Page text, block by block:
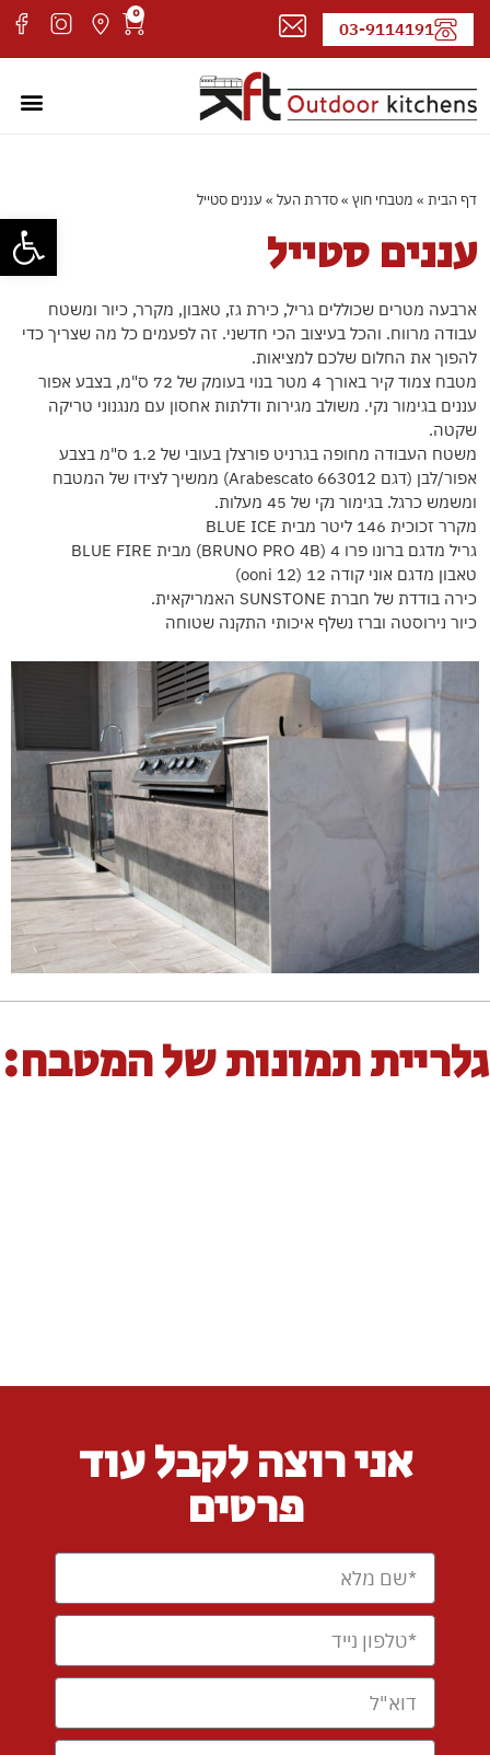
פתח
03-9114191
0
דף הבית » מטבחי חוץ »סדרת העל » עננים סטייל
עננים סטייל
ארבעה מטרים שכוללים גריל, כירת גז, טאבון, מקרר, כיור ומשטח
עבודה מרווח. והכל בעיצוב הכי חדשני. זה לפעמים כל מה שצריך כדי
להפוך את החלום שלכם למציאות.
מטבח צמוד קיר באורך 4 מטר בנוי בעומק של 72 ס"מ, בצבע אפור
עננים בגימור נקי. משולב מגירות ודלתות אחסון עם מנגנוני טריקה
שקטה.
משטח העבודה מחופה בגרניט פורצלן בעובי של 1.2 ס"מ בצבע
אפור/לבן (דגם Arabescato 663012) ממשיך לצידו של המטבח
ומשמש כרגל. בגימור נקי של 45 מעלות.
מקרר זכוכית 146 ליטר מבית BLUE ICE
גריל מדגם ברונו פרו 4 (BRUNO PRO 4B) מבית BLUE FIRE
טאבון מדגם אוני קודה 12 (ooni 12)
כירה בודדת של חברת SUNSTONE האמריקאית.
כיור נירוסטה וברז נשלף איכותי התקנה שטוחה
גלריית תמונות של המטבח:
אני רוצה לקבל עוד
פרטים